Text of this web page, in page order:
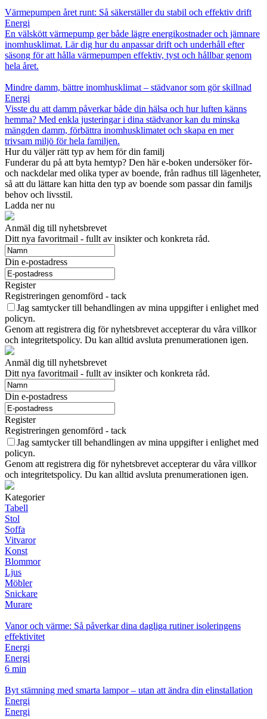
Värmepumpen året runt: Så säkerställer du stabil och effektiv drift
Energi
En välskött värmepump ger både lägre energikostnader och jämnare
inomhusklimat. Lär dig hur du anpassar drift och underhåll efter
säsong för att hålla värmepumpen effektiv, tyst och hållbar genom
hela året.
Mindre damm, bättre inomhusklimat – städvanor som gör skillnad
Energi
Visste du att damm påverkar både din hälsa och hur luften känns
hemma? Med enkla justeringar i dina städvanor kan du minska
mängden damm, förbättra inomhusklimatet och skapa en mer
trivsam miljö för hela familjen.
Hur du väljer rätt typ av hem för din familj
Funderar du på att byta hemtyp? Den här e-boken undersöker för-
och nackdelar med olika typer av boende, från radhus till lägenheter,
så att du lättare kan hitta den typ av boende som passar din familjs
behov och livsstil.
Ladda ner nu
Anmäl dig till nyhetsbrevet
Ditt nya favoritmail - fullt av insikter och konkreta råd.
Din e-postadress
Register
Registreringen genomförd - tack
Jag samtycker till behandlingen av mina uppgifter i enlighet med
policyn.
Genom att registrera dig för nyhetsbrevet accepterar du våra villkor
och integritetspolicy. Du kan alltid avsluta prenumerationen igen.
Anmäl dig till nyhetsbrevet
Ditt nya favoritmail - fullt av insikter och konkreta råd.
Din e-postadress
Register
Registreringen genomförd - tack
Jag samtycker till behandlingen av mina uppgifter i enlighet med
policyn.
Genom att registrera dig för nyhetsbrevet accepterar du våra villkor
och integritetspolicy. Du kan alltid avsluta prenumerationen igen.
Kategorier
Tabell
Stol
Soffa
Vitvaror
Konst
Blommor
Ljus
Möbler
Snickare
Murare
Vanor och värme: Så påverkar dina dagliga rutiner isoleringens
effektivitet
Energi
Energi
6 min
Byt stämning med smarta lampor – utan att ändra din elinstallation
Energi
Energi